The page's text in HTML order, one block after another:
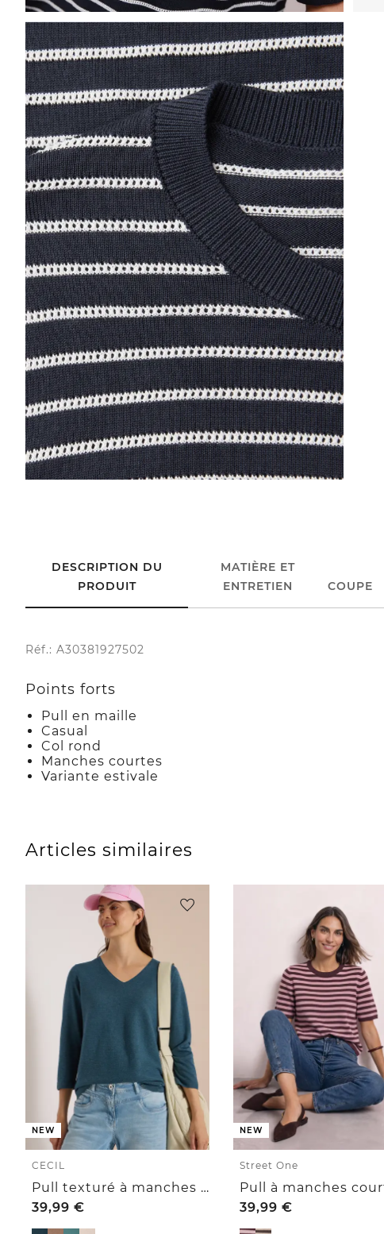
DESCRIPTION DU
PRODUIT
MATIÈRE ET
ENTRETIEN
COUPE
Réf.: A30381927502
Points forts
Pull en maille
Casual
Col rond
Manches courtes
Variante estivale
Articles similaires
NEW
CECIL
Pull texturé à manches 3/4 et col V
39,99 €
NEW
Street One
39,99 €